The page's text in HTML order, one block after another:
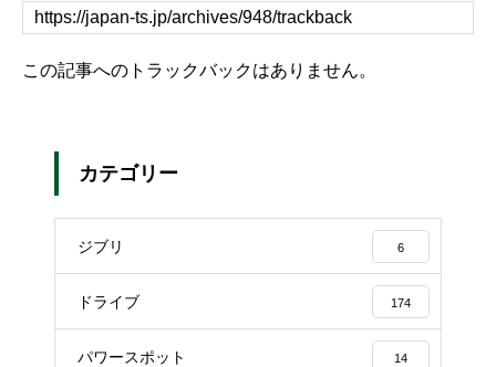
この記事へのトラックバックはありません。
カテゴリー
ジブリ 6
ドライブ 174
パワースポット 14